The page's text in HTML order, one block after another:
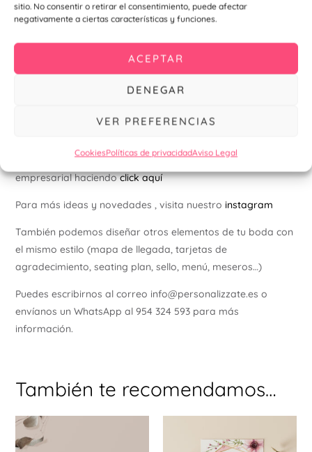
sitio. No consentir o retirar el consentimiento, puede afectar
negativamente a ciertas características y funciones.
ACEPTAR
DENEGAR
VER PREFERENCIAS
CookiesPolíticas de privacidadAviso Legal
ese toque final de estilo y elegancia que hará que tus
regalos sean inolvidables. Celebra tu amor con un detalle
que refleje tu estilo y gratitud, y haz que cada invitado se
lleve un recuerdo único de tu día especial.
Encuentra otros productos como detalle para bodas y
Encuentra otros productos como detalle deportivo o
empresarial haciendoclick aquí
Para más ideas y novedades , visita nuestro instagram
También podemos diseñar otros elementos de tu boda con
el mismo estilo (mapa de llegada, tarjetas de
agradecimiento, seating plan, sello, menú, meseros…)
Puedes escribirnos al correo info@personalizzate.es o
envíanos un WhatsApp al 954 324 593 para más
información.
También te recomendamos…